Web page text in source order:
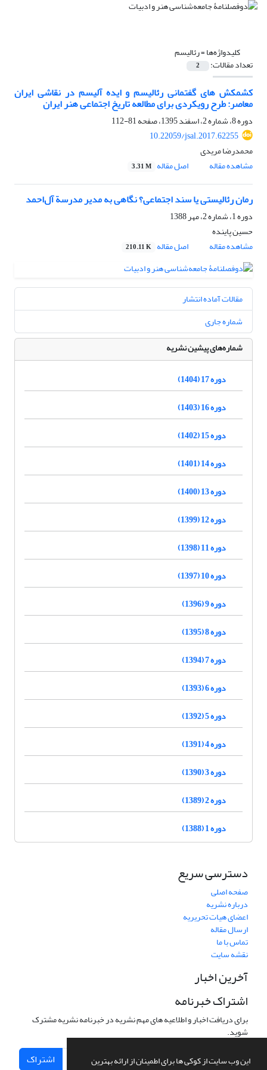
این وب سایت از کوکی ها برای اطمینان از ارائه بهترین
کلیدواژه‌ها =رئالیسم
تعداد مقالات: 2
کشمکش های گفتمانی رئالیسم و ایده آلیسم در نقاشی ایران
معاصر: طرح رویکردی برای مطالعه تاریخ اجتماعی هنر ایران
دوره 8، شماره 2، اسفند 1395، صفحه
81-112
10.22059/jsal.2017.62255
محمدرضا مریدی
مشاهده مقاله
اصل مقاله 3.31 M
رمان رئالیستی یا سند اجتماعی؟ نگاهی به مدیر مدرسة آل‌احمد
دوره 1، شماره 2، مهر 1388
حسین پاینده
مشاهده مقاله
اصل مقاله 210.11 K
مقالات آماده انتشار
شماره جاری
شماره‌های پیشین نشریه
دوره 17 (1404)
دوره 16 (1403)
دوره 15 (1402)
دوره 14 (1401)
دوره 13 (1400)
دوره 12 (1399)
دوره 11 (1398)
دوره 10 (1397)
دوره 9 (1396)
دوره 8 (1395)
دوره 7 (1394)
دوره 6 (1393)
دوره 5 (1392)
دوره 4 (1391)
دوره 3 (1390)
دوره 2 (1389)
دوره 1 (1388)
دسترسی سریع
صفحه اصلی
درباره نشریه
اعضای هیات تحریریه
ارسال مقاله
تماس با ما
نقشه سایت
آخرین اخبار
اشتراک خبرنامه
برای دریافت اخبار و اطلاعیه های مهم نشریه در خبرنامه نشریه مشترک
شوید.
اشتراک